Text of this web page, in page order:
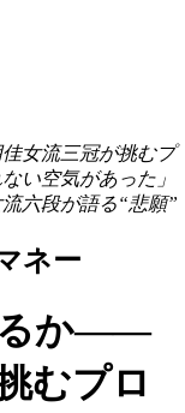
女流三冠が挑むプ
い空気があった」
六段が語る“悲願”
ネー
るか――
むプロ